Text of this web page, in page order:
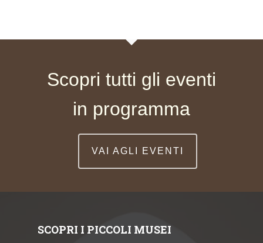
Scopri tutti gli eventi
in programma
VAI AGLI EVENTI
SCOPRI I PICCOLI MUSEI